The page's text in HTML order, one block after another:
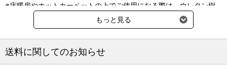
・普段のお手入れは軽く手洗いしてください。
・洗濯機をご使用になる場合は、他の洗濯ものと一緒に洗わないで
ください。ドライコースなどの弱い水流で短時間で洗ってくださ
い。
※床暖房やホットカーペットの上でご使用になる際は、ウレタン樹
脂の付着を防ぐため数日に一度を目安に敷き直してください。
もっと見る
送料に関してのお知らせ